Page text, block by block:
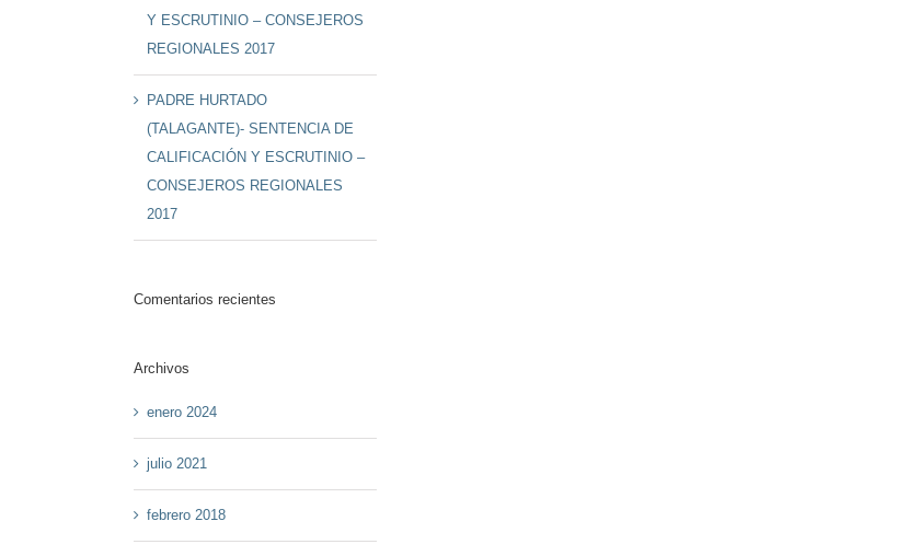
Y ESCRUTINIO – CONSEJEROS
REGIONALES 2017
PADRE HURTADO
(TALAGANTE)- SENTENCIA DE
CALIFICACIÓN Y ESCRUTINIO –
CONSEJEROS REGIONALES
2017
Comentarios recientes
Archivos
enero 2024
julio 2021
febrero 2018